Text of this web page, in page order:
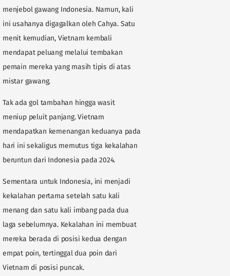
menjebol gawang Indonesia. Namun, kali
ini usahanya digagalkan oleh Cahya. Satu
menit kemudian, Vietnam kembali
mendapat peluang melalui tembakan
pemain mereka yang masih tipis di atas
mistar gawang.
Tak ada gol tambahan hingga wasit
meniup peluit panjang. Vietnam
mendapatkan kemenangan keduanya pada
hari ini sekaligus memutus tiga kekalahan
beruntun dari Indonesia pada 2024.
Sementara untuk Indonesia, ini menjadi
kekalahan pertama setelah satu kali
menang dan satu kali imbang pada dua
laga sebelumnya. Kekalahan ini membuat
mereka berada di posisi kedua dengan
empat poin, tertinggal dua poin dari
Vietnam di posisi puncak.